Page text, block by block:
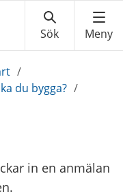
/
du bygga? /
in en anmälan